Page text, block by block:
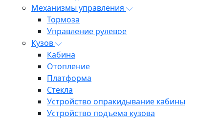
Механизмы управления
Тормоза
Управление рулевое
Кузов
Кабина
Отопление
Платформа
Стекла
Устройство опракидывание кабины
Устройство подъема кузова